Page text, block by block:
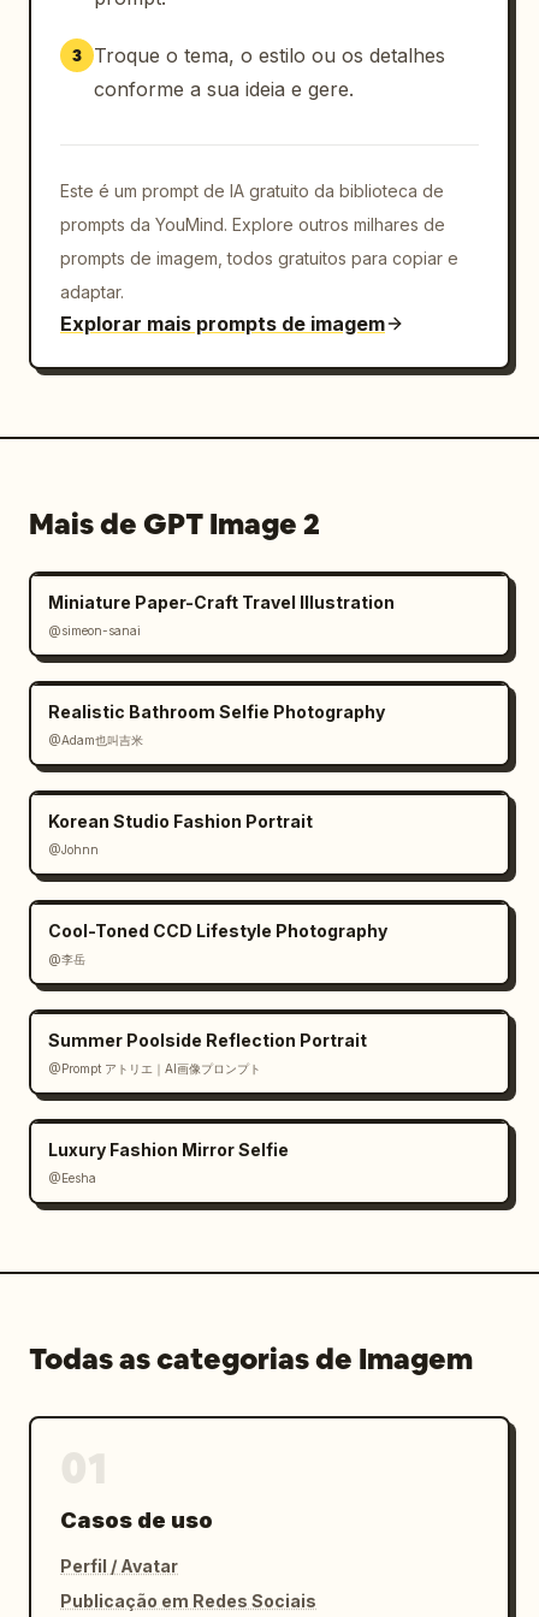
renderização brilhante específica de IA.
Priorize a estranha realidade de "um vídeo
redes sociais", "por algum motivo ninguém se
vivendo normalmente."
3
Troque o tema, o estilo ou os detalhes
conforme a sua ideia e gere.
Este é um prompt de IA gratuito da biblioteca de
prompts da YouMind. Explore outros milhares de
prompts de imagem, todos gratuitos para copiar e
adaptar.
Explorar mais prompts de imagem
Mais de GPT Image 2
Miniature Paper-Craft Travel Illustration
@simeon-sanai
Realistic Bathroom Selfie Photography
@Adam也叫吉米
Korean Studio Fashion Portrait
@Johnn
Cool-Toned CCD Lifestyle Photography
@李岳
Summer Poolside Reflection Portrait
@Prompt アトリエ｜AI画像プロンプト
Luxury Fashion Mirror Selfie
@Eesha
Todas as categorias de Imagem
Casos de uso
Perfil / Avatar
Publicação em Redes Sociais